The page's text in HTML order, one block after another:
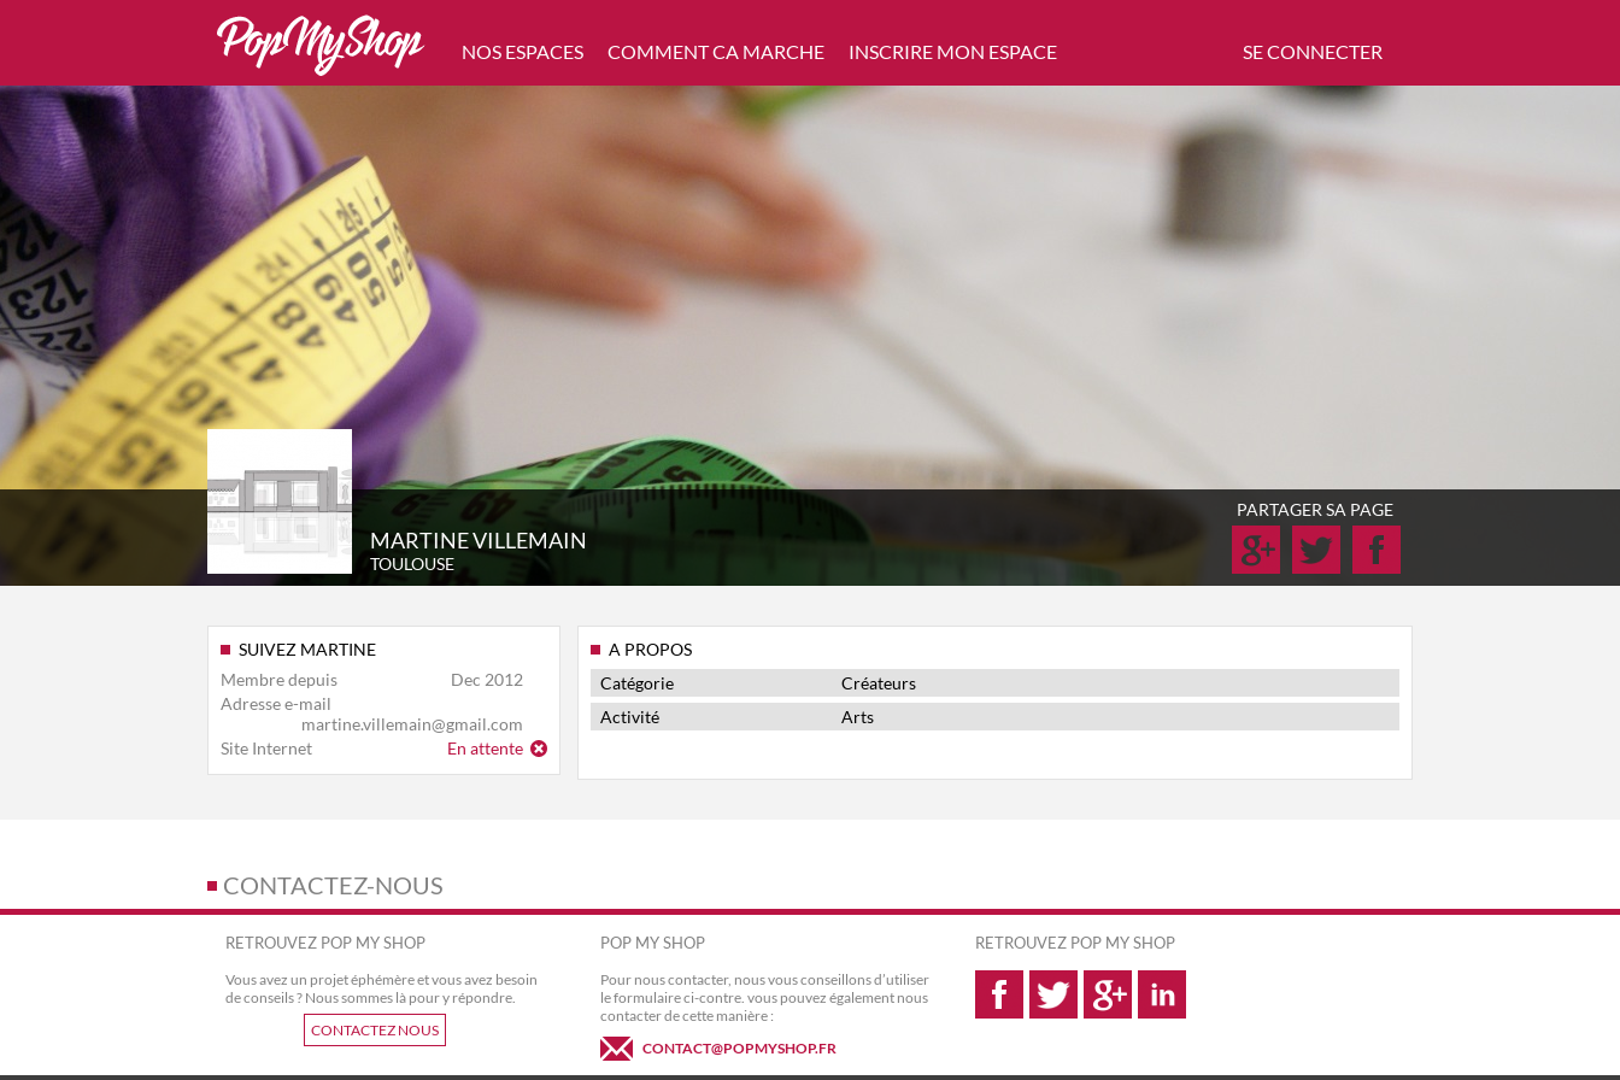
NOS ESPACES COMMENT CA MARCHE INSCRIRE MON ESPACE SE CONNECTER
MARTINE VILLEMAIN
TOULOUSE
PARTAGER SA PAGE
SUIVEZ MARTINE
Membre depuis
Dec 2012
Adresse e-mail
martine.villemain@gmail.com
Site Internet
En attente
A PROPOS
Catégorie
Créateurs
Activité
Arts
CONTACTEZ-NOUS
RETROUVEZ POP MY SHOP
Vous avez un projet éphémère et vous avez besoin
de conseils ? Nous sommes là pour y répondre.
CONTACTEZ NOUS
POP MY SHOP
Pour nous contacter, nous vous conseillons d’utiliser
le formulaire ci-contre. vous pouvez également nous
contacter de cette manière :
CONTACT@POPMYSHOP.FR
RETROUVEZ POP MY SHOP